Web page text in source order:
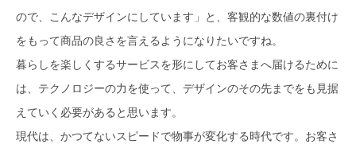
ので、こんなデザインにしています」と、客観的な数値の裏付け
をもって商品の良さを言えるようになりたいですね。
暮らしを楽しくするサービスを形にしてお客さまへ届けるために
は、テクノロジーの力を使って、デザインのその先までをも見据
えていく必要があると思います。
現代は、かつてないスピードで物事が変化する時代です。お客さ